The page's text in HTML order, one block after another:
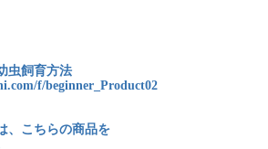
虫飼育方法
f/beginner_Product02
、こちらの商品を